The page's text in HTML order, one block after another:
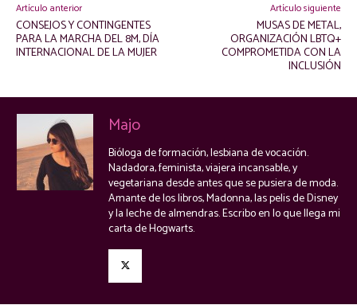
Artículo anterior
CONSEJOS Y CONTINGENTES
PARA LA MARCHA DEL 8M, DÍA
INTERNACIONAL DE LA MUJER
Artículo siguiente
MUSAS DE METAL,
ORGANIZACIÓN LBTQ+
COMPROMETIDA CON LA
INCLUSIÓN
Majo
Bióloga de formación, lesbiana de vocación.
Nadadora, feminista, viajera incansable, y
vegetariana desde antes que se pusiera de moda.
Amante de los libros, Madonna, las pelis de Disney
y la leche de almendras. Escribo en lo que llega mi
carta de Hogwarts.